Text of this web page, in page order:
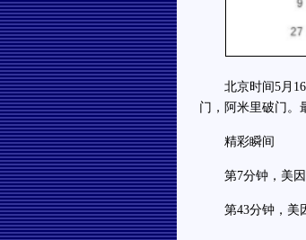
北京时间5月16
门，阿米里破门。
精彩瞬间
第7分钟，美因
第43分钟，美因